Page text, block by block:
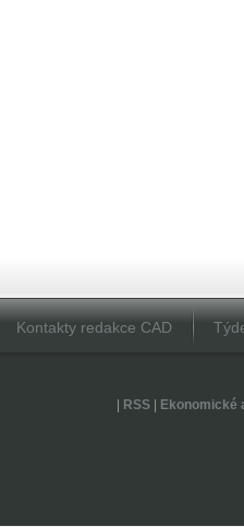
Kontakty redakce CAD
RSS| Ekonomické